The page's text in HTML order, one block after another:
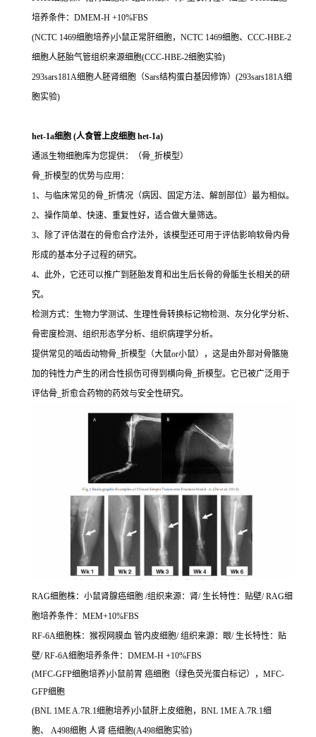
培养条件：DMEM-H +10%FBS
(NCTC 1469细胞培养)小鼠正常肝细胞，NCTC 1469细胞、CCC-HBE-2
细胞人胚胎气管组织来源细胞(CCC-HBE-2细胞实验)
293sars181A细胞人胚肾细胞（Sars结构蛋白基因修饰）(293sars181A细
胞实验)
het-1a细胞 (人食管上皮细胞 het-1a)
通派生物细胞库为您提供：（骨_折模型）
骨_折模型的优势与应用：
1、与临床常见的骨_折情况（病因、固定方法、解剖部位）最为相似。
2、操作简单、快速、重复性好，适合做大量筛选。
3、除了评估潜在的骨愈合疗法外，该模型还可用于评估影响软骨内骨
形成的基本分子过程的研究。
4、此外，它还可以推广到胚胎发育和出生后长骨的骨骺生长相关的研
究。
检测方式：生物力学测试、生理性骨转换标记物检测、灰分化学分析、
骨密度检测、组织形态学分析、组织病理学分析。
提供常见的啮齿动物骨_折模型（大鼠or小鼠），这是由外部对骨骼施
加的钝性力产生的闭合性损伤可得到横向骨_折模型。它已被广泛用于
评估骨_折愈合药物的药效与安全性研究。
RAG细胞株：小鼠肾腺癌细胞 /组织来源：肾/ 生长特性：贴壁/ RAG细
胞培养条件：MEM+10%FBS
RF-6A细胞株：猴视网膜血 管内皮细胞/ 组织来源：眼/ 生长特性：贴
壁/ RF-6A细胞培养条件：DMEM-H +10%FBS
(MFC-GFP细胞培养)小鼠前胃 癌细胞（绿色荧光蛋白标记），MFC-
GFP细胞
(BNL 1ME A.7R.1细胞培养)小鼠肝上皮细胞，BNL 1ME A.7R.1细
胞、 A498细胞 人肾 癌细胞(A498细胞实验)